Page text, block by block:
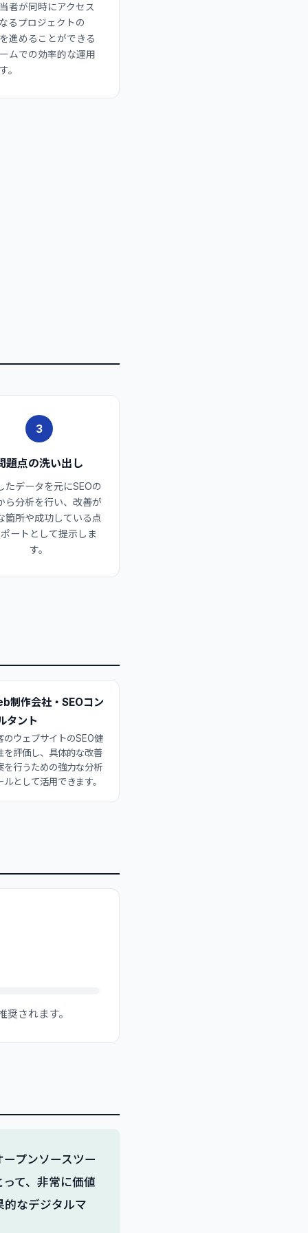
者が同時にアクセス
るプロジェクトの
進めることができる
ムでの効率的な運用
。
3
題点の洗い出し
たデータを元にSEOの
ら分析を行い、改善が
箇所や成功している点
ートとして提示しま
す。
制作会社・SEOコン
タント
のウェブサイトのSEO健
を評価し、具体的な改善
を行うための強力な分析
ルとして活用できます。
されます。
プンソースツー
て、非常に価値
的なデジタルマ